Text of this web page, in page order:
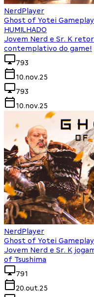
NerdPlayer
Ghost of Yotei Gameplay
HUMILHADO
Jovem Nerd e Sr. K
contemplativo do game!
793
10.nov.25
793
10.nov.25
NerdPlayer
Ghost of Yotei Gameplay
Jovem Nerd e Sr. K
of Tsushima
791
20.out.25